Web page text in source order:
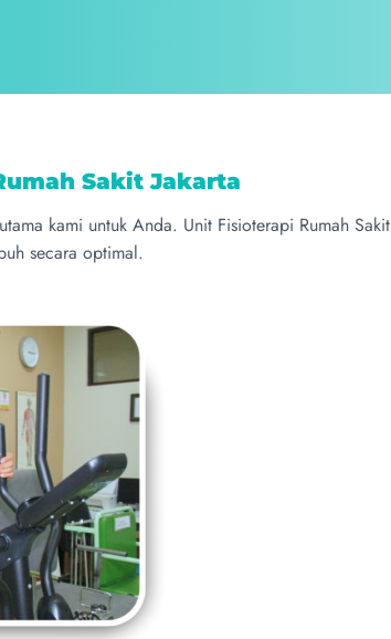
Sakit Jakarta
kami untuk Anda. Unit Fisioterapi Rumah
secara optimal.